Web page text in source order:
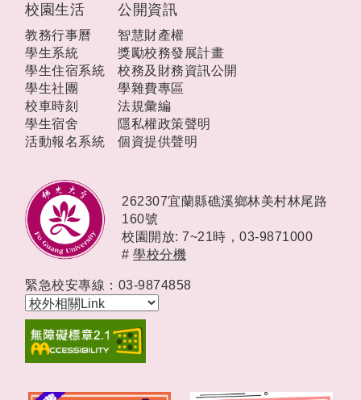
校園生活
教務行事曆
學生系統
學生住宿系統
學生社團
校車時刻
學生宿舍
活動報名系統
公開資訊
智慧財產權
獎勵校務發展計畫
校務及財務資訊公開
學雜費專區
法規彙編
隱私權政策聲明
個資提供聲明
262307宜蘭縣礁溪鄉林美村林尾路
160號
校園開放: 7~21時， 03-9871000
# 學校分機
緊急校安專線：03-9874858